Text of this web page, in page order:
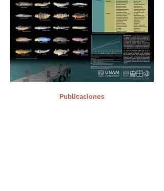
Publicaciones